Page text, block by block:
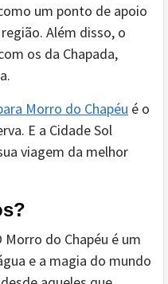
um ponto de apoio
Além disso, o
os da Chapada,
Morro do Chapéu é o
E a Cidade Sol
viagem da melhor
Morro do Chapéu é um
e a magia do mundo